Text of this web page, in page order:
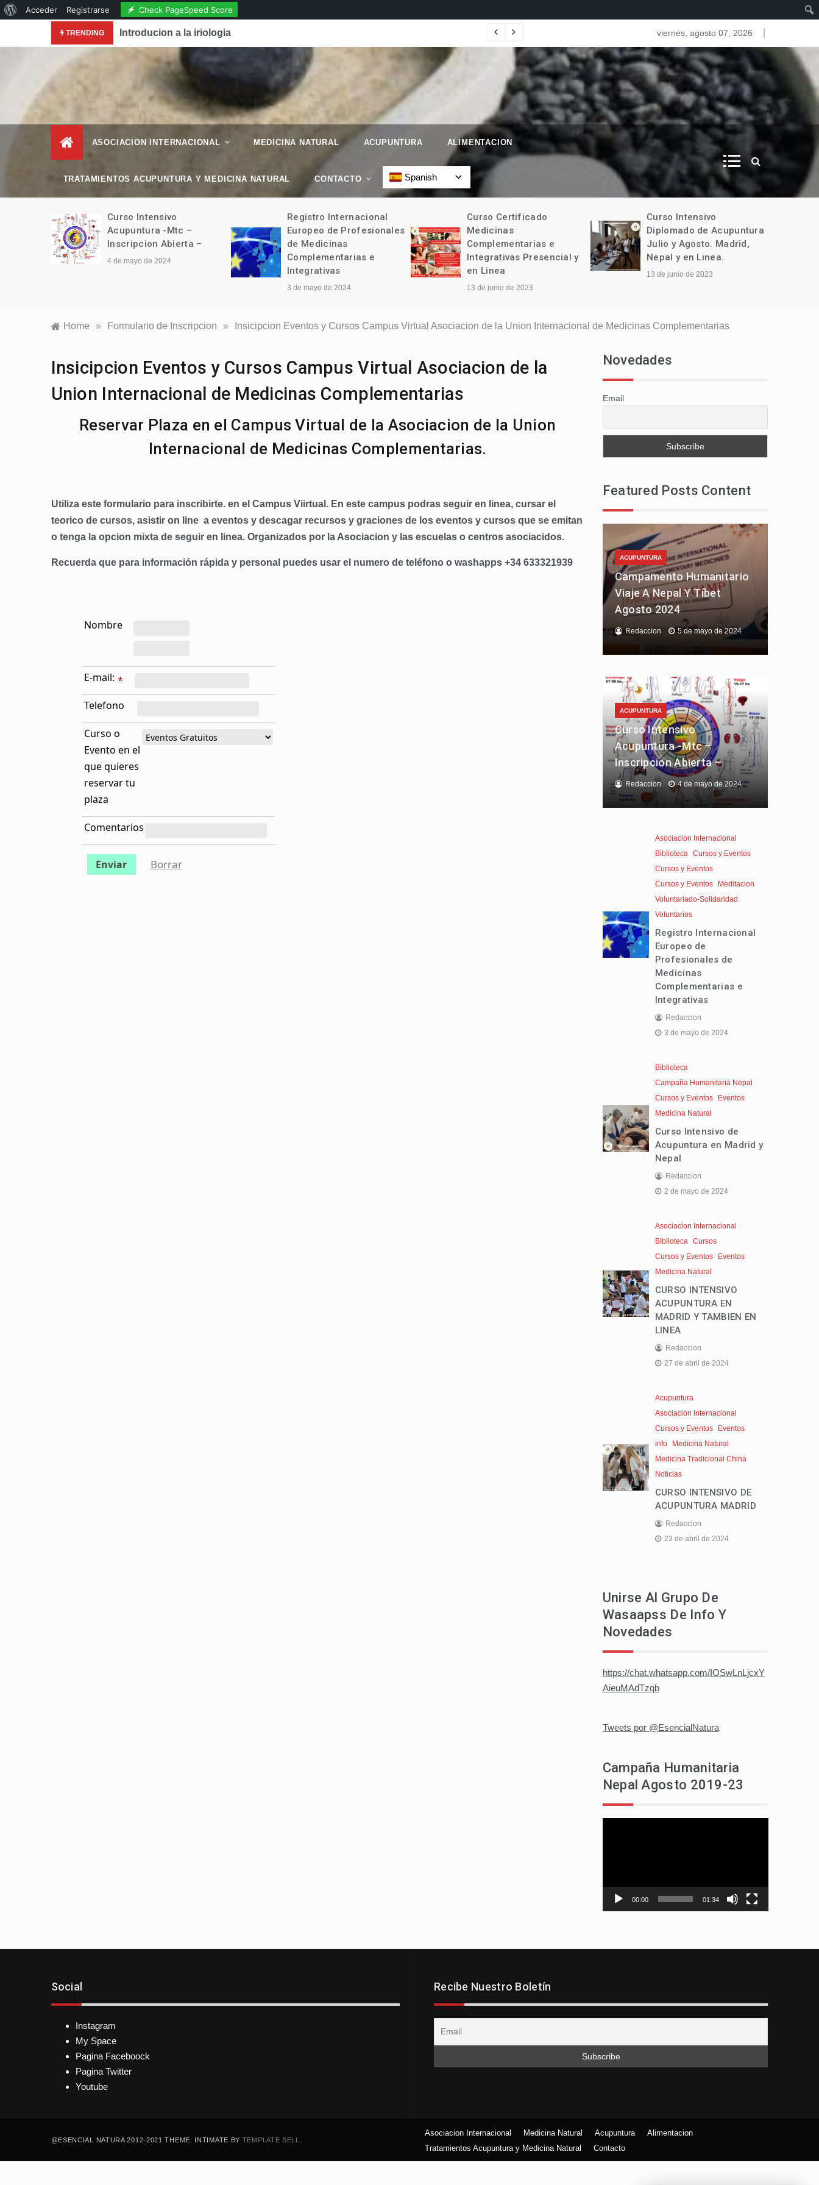
Acerca
WordPress
Acceder Registrarse Check PageSpeed Score
TRENDING
. Reconocimiento de la Acupuntura en la Revista National Geographic.
Introducion a la iriologia viernes, agosto 07, 2026
– Esencial Natura
–
Revista de Vida Natural
ASOCIACION INTERNACIONAL MEDICINA NATURAL ACUPUNTURA ALIMENTACION
TRATAMIENTOS ACUPUNTURA Y MEDICINA NATURAL CONTACTO Spanish
Curso Intensivo
Acupuntura -Mtc –
Inscripcion Abierta –
4 de mayo de 2024
Registro Internacional
Europeo de Profesionales
de Medicinas
Complementarias e
Integrativas
3 de mayo de 2024
Curso Certificado
Medicinas
Complementarias e
Integrativas Presencial y
en Linea
13 de junio de 2023
Curso Intensivo
Diplomado de Acupuntura
Julio y Agosto. Madrid,
Nepal y en Linea.
13 de junio de 2023
Home » Formulario de Inscripcion » Insicipcion Eventos y Cursos Campus Virtual Asociacion de la Union Internacional de Medicinas Complementarias
Insicipcion Eventos y Cursos Campus Virtual Asociacion de la
Union Internacional de Medicinas Complementarias
Reservar Plaza en el Campus Virtual de la Asociacion de la Union
Internacional de Medicinas Complementarias.
Utiliza este formulario para inscribirte. en el Campus Viirtual. En este campus podras seguir en linea, cursar el
teorico de cursos, asistir on line a eventos y descagar recursos y graciones de los eventos y cursos que se emitan
o tenga la opcion mixta de seguir en linea. Organizados por la Asociacion y las escuelas o centros asociacidos.
Recuerda que para información rápida y personal puedes usar el numero de teléfono o washapps +34 633321939
Nombre
E-mail: *
Telefono
Curso o
Evento en el
que quieres
reservar tu
plaza
Comentarios
Enviar Borrar
Novedades
Email
Featured Posts Content
ACUPUNTURA
Campamento Humanitario
Viaje A Nepal Y Tíbet
Agosto 2024
Redaccion 5 de mayo de 2024
ACUPUNTURA
Curso Intensivo
Acupuntura -Mtc –
Inscripcion Abierta –
Redaccion 4 de mayo de 2024
Asociacion Internacional
Biblioteca Cursos y Eventos
Cursos y Eventos
Cursos y Eventos
Meditacion
Voluntariado-Solidaridad
Voluntarios
Registro Internacional
Europeo de
Profesionales de
Medicinas
Complementarias e
Integrativas
Redaccion
3 de mayo de 2024
Biblioteca
Campaña Humanitaria Nepal
Cursos y Eventos
Eventos
Medicina Natural
Curso Intensivo de
Acupuntura en Madrid y
Nepal
Redaccion
2 de mayo de 2024
Asociacion Internacional
Biblioteca Cursos
Cursos y Eventos
Eventos
Medicina Natural
CURSO INTENSIVO
ACUPUNTURA EN
MADRID Y TAMBIEN EN
LINEA
Redaccion
27 de abril de 2024
Acupuntura
Asociacion Internacional
Cursos y Eventos
Eventos
info
Medicina Natural
Medicina Tradicional China
Noticias
CURSO INTENSIVO DE
ACUPUNTURA MADRID
Redaccion
23 de abril de 2024
Unirse Al Grupo De
Wasaapss De Info Y
Novedades
https://chat.whatsapp.com/IOSwLnLjcxY
AieuMAdTzqb
Tweets por @EsencialNatura
Campaña Humanitaria
Nepal Agosto 2019-23
00:00 01:34
Social
Instagram
My Space
Pagina Faceboock
Pagina Twitter
Youtube
Recibe Nuestro Boletín
@ESENCIAL NATURA 2012-2021 THEME: INTIMATE BY TEMPLATE SELL
Asociacion Internacional Medicina Natural Acupuntura
Alimentacion
Tratamientos Acupuntura y Medicina Natural
Contacto